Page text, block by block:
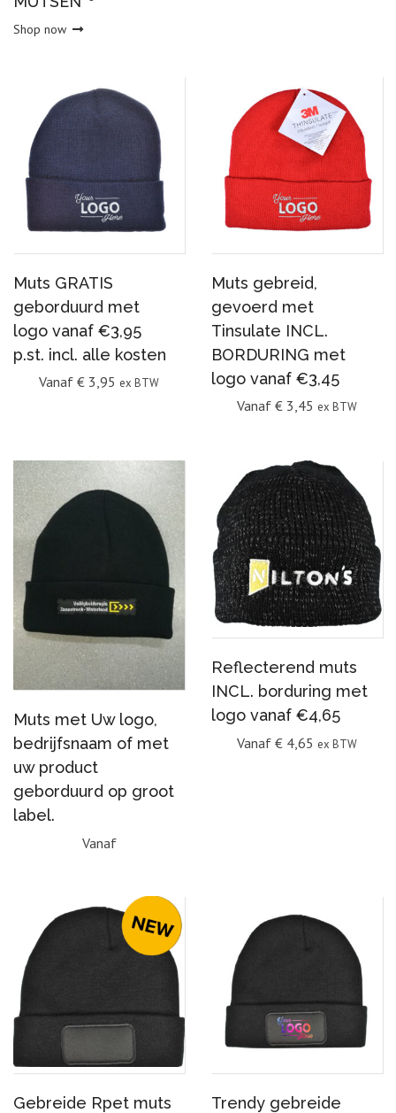
Shop now
Muts GRATIS
geborduurd met
logo vanaf €3,95
p.st. incl. alle kosten
Vanaf € 3,95 ex BTW
Muts gebreid,
gevoerd met
Tinsulate INCL.
BORDURING met
logo vanaf €3,45
Vanaf € 3,45 ex BTW
Muts met Uw logo,
bedrijfsnaam of met
uw product
geborduurd op groot
label.
Vanaf
Reflecterend muts
INCL. borduring met
logo vanaf €4,65
Vanaf € 4,65 ex BTW
Gebreide Rpet muts
Trendy gebreide